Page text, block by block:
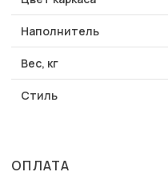
Наполнитель
Вес, кг
Стиль
ОПЛАТА